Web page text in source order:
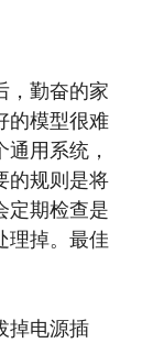
，勤奋的家
的模型很难
用系统，
的规则是将
定期检查是
理掉。最佳
掉电源插